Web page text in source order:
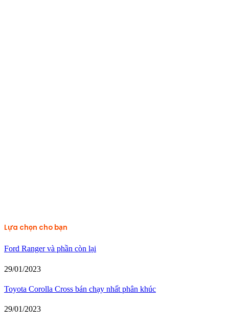
Lựa chọn cho bạn
Ford Ranger và phần còn lại
29/01/2023
Toyota Corolla Cross bán chạy nhất phân khúc
29/01/2023